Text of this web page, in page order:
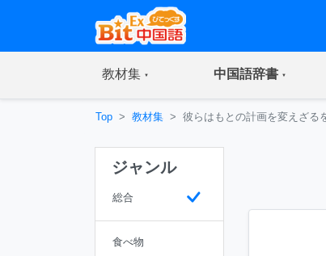
教材集(current) 中国語辞書(current)
Top 教材集 彼らはもとの計画を変えざる
ジャンル
総合
食べ物